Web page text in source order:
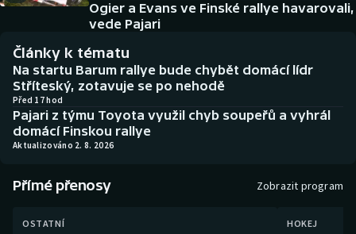
Baseball a softbal
Basketbal
Biatlon
Boby a skeleton
Box
Curling
Historické návraty
Aplikace ČT sport
AZ kvíz
Ogier a Evans ve Finské rallye havarovali,
vede Pajari
Články k tématu
Na startu Barum rallye bude chybět domácí lídr
Stříteský, zotavuje se po nehodě
Před 17 hod
Pajari z týmu Toyota využil chyb soupeřů a vyhrál
domácí Finskou rallye
Aktualizováno 2. 8. 2026
Přímé přenosy Zobrazit program
OSTATNÍ HOKEJ